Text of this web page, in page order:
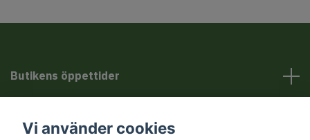
Butikens öppettider
Vi använder cookies